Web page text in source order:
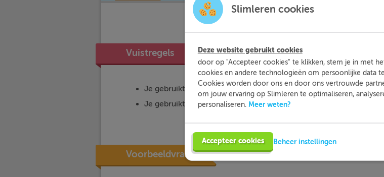
Vuistregels
Je gebruikt stamalsik voor of achter het werkwoord staat en als
Je gebruikt
stam+talsjij/jevoor het werkwoord staat en als
Voorbeeldvraag
Slimleren cookies
Deze website gebruikt cookies
door op "Accepteer cookies" te klikken, stem je in met
cookies en andere technologieën om persoonlijke data
Cookies worden door ons en door ons vertrouwde
om jouw ervaring op Slimleren te optimaliseren,
personaliseren. Meer weten?
Accepteer cookies Beheer instellingen